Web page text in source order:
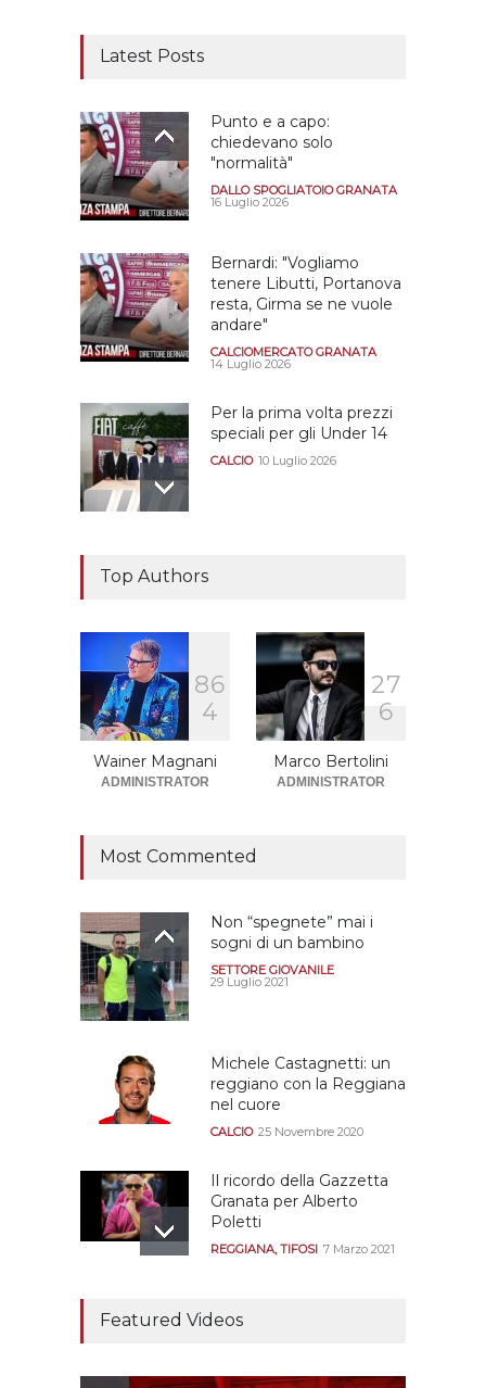
Latest Posts
Punto e a capo:
chiedevano solo
"normalità"
DALLO SPOGLIATOIO GRANATA
16 Luglio 2026
Bernardi: "Vogliamo
tenere Libutti, Portanova
resta, Girma se ne vuole
andare"
CALCIOMERCATO GRANATA
14 Luglio 2026
Per la prima volta prezzi
speciali per gli Under 14
CALCIO 10 Luglio 2026
Sono solo sette le
squadre che sono state
promosse la stagione
successiva alla
retrocessione
Top Authors
86
4
Wainer Magnani
ADMINISTRATOR
27
6
Marco Bertolini
ADMINISTRATOR
Most Commented
Non “spegnete” mai i
sogni di un bambino
SETTORE GIOVANILE
29 Luglio 2021
Michele Castagnetti: un
reggiano con la Reggiana
nel cuore
CALCIO 25 Novembre 2020
Il ricordo della Gazzetta
Granata per Alberto
Poletti
REGGIANA, TIFOSI 7 Marzo 2021
assistere agli allenamenti
Featured Videos